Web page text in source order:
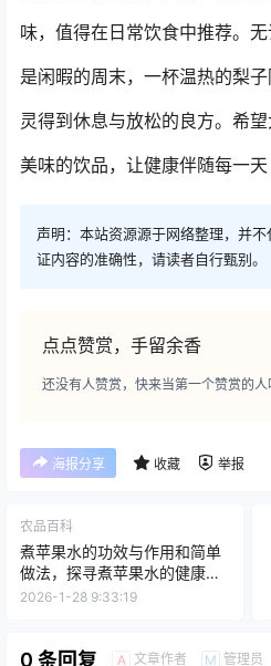
味，值得在日常饮食中推荐。
是闲暇的周末，一杯温热的梨
灵得到休息与放松的良方。希
美味的饮品，让健康伴随每一天
声明：本站资源源于网络整理，并
证内容的准确性，请读者自行甄别。
点点赞赏，手留余香
还没有人赞赏，快来当第一个赞赏的人
海报分享 收藏 举报
农品百科
煮苹果水的功效与作用和简单
做法，探寻煮苹果水的健康秘
诀
2026-1-28 9:33:19
0 条回复 A 文章作者 M 管理员